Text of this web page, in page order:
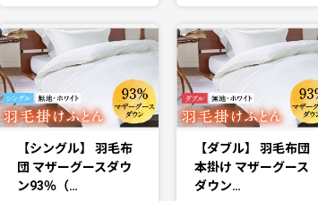
【シングル】 羽毛布
団 マザーグースダウ
ン93％（…
【ダブル】 羽毛布団
本掛け マザーグース
ダウン…